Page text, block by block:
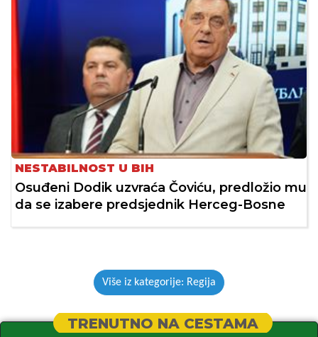
NESTABILNOST U BIH
Osuđeni Dodik uzvraća Čoviću, predložio mu
da se izabere predsjednik Herceg-Bosne
Više iz kategorije: Regija
TRENUTNO NA CESTAMA